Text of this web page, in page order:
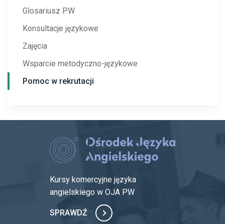
Glosariusz PW
Konsultacje językowe
Zajęcia
Wsparcie metodyczno-językowe
Pomoc w rekrutacji
Kursy komercyjne języka
angielskiego w OJA PW
SPRAWDŹ